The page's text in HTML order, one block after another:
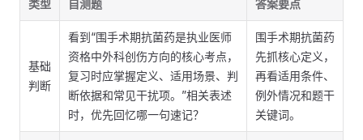
类型 自测题 答案要点
基础
判断
看到“围手术期抗菌药是执业医师
资格中外科创伤方向的核心考点，
复习时应掌握定义、适用场景、判
断依据和常见干扰项。”相关表述
时，优先回忆哪一句速记？
围手术期抗菌药
先抓核心定义，
再看适用条件、
例外情况和题干
关键词。